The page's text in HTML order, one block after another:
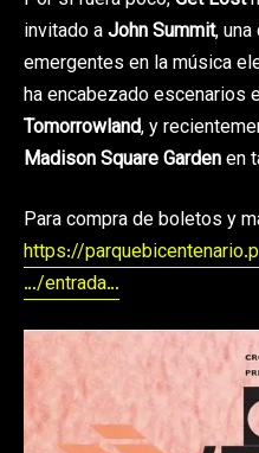
invitado aJohn Summit,
emergentes en la música
ha encabezado escenarios
Tomorrowland, y
Madison Square Gardenen
Para compra de boletos y
https://
…/entrada…